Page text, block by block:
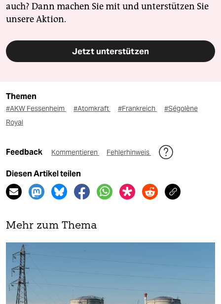
auch? Dann machen Sie mit und unterstützen Sie
unsere Aktion.
Jetzt unterstützen
Themen
#AKW Fessenheim #Atomkraft #Frankreich
#Ségolène
Royal
Feedback Kommentieren Fehlerhinweis
Diesen Artikel teilen
Mehr zum Thema